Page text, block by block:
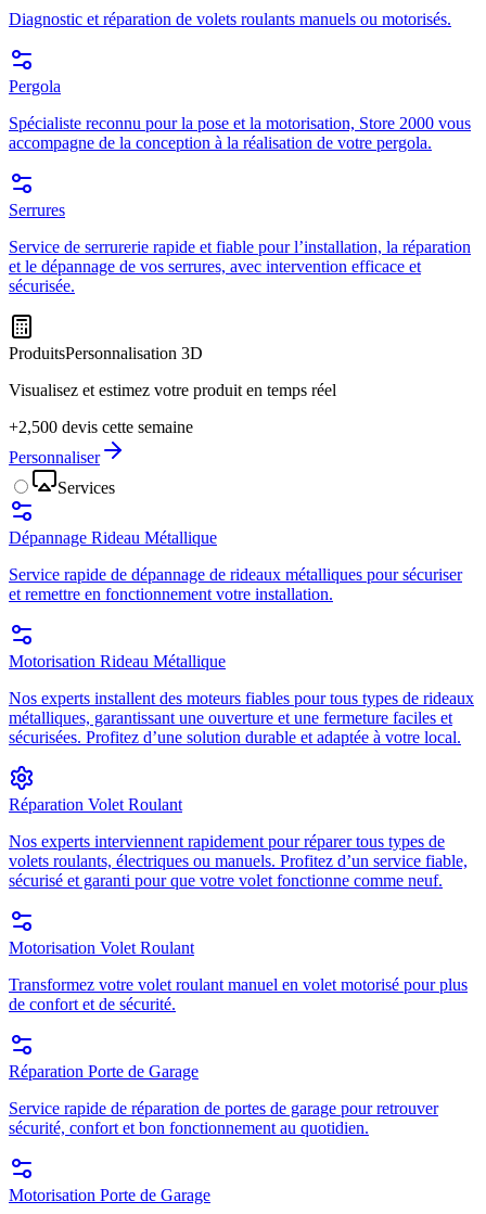
Diagnostic et réparation de volets roulants manuels ou motorisés.
Pergola
Spécialiste reconnu pour la pose et la motorisation, Store 2000 vous
accompagne de la conception à la réalisation de votre pergola.
Serrures
Service de serrurerie rapide et fiable pour l’installation, la réparation
et le dépannage de vos serrures, avec intervention efficace et
sécurisée.
ProduitsPersonnalisation 3D
Visualisez et estimez votre produit en temps réel
+2,500 devis cette semaine
Personnaliser
Services
Dépannage Rideau Métallique
Service rapide de dépannage de rideaux métalliques pour sécuriser
et remettre en fonctionnement votre installation.
Motorisation Rideau Métallique
Nos experts installent des moteurs fiables pour tous types de rideaux
métalliques, garantissant une ouverture et une fermeture faciles et
sécurisées. Profitez d’une solution durable et adaptée à votre local.
Réparation Volet Roulant
Nos experts interviennent rapidement pour réparer tous types de
volets roulants, électriques ou manuels. Profitez d’un service fiable,
sécurisé et garanti pour que votre volet fonctionne comme neuf.
Motorisation Volet Roulant
Transformez votre volet roulant manuel en volet motorisé pour plus
de confort et de sécurité.
Réparation Porte de Garage
Service rapide de réparation de portes de garage pour retrouver
sécurité, confort et bon fonctionnement au quotidien.
Motorisation Porte de Garage